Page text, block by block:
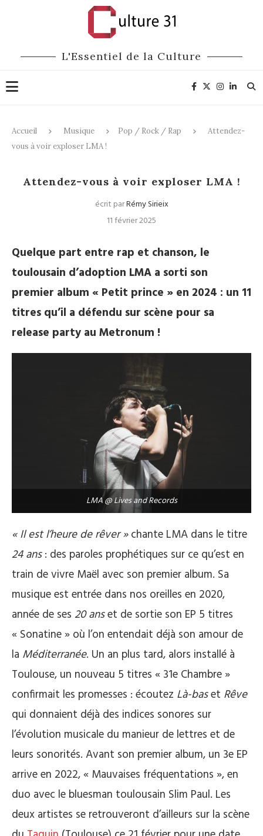
L'Essentiel de la Culture
Accueil Musique Pop / Rock / Rap
Attendez-
vous à voir exploser LMA !
Pop / Rock / Rap
Attendez-vous à voir exploser LMA !
écrit parRémy Sirieix
11 février 2025
Quelque part entre rap et chanson, le
toulousain d’adoption LMA a sorti son
premier album « Petit prince » en 2024 : un 11
titres qu’il a défendu sur scène pour sa
release party au Metronum !
LMA @ Lives and Records
« Il est l’heure de rêver »chante LMA dans le titre
24 ans: des paroles prophétiques sur ce qu’est en
train de vivre Maël avec son premier album. Sa
musique est entrée dans nos oreilles en 2020,
année de ses 20 anset de sortie son EP 5 titres
« Sonatine » où l’on entendait déjà son amour de
la Méditerranée. Un an plus tard, alors installé à
Toulouse, un nouveau 5 titres « 31e Chambre »
confirmait les promesses : écoutez Là-baset Rêve
qui donnaient déjà des indices sonores sur
l’évolution musicale du manieur de lettres et de
leurs sonorités. Avant son premier album, un 3e EP
arrive en 2022, « Mauvaises fréquentations », en
duo avec le bluesman toulousain Slim Paul. Les
deux artistes se retrouveront d’ailleurs sur la scène